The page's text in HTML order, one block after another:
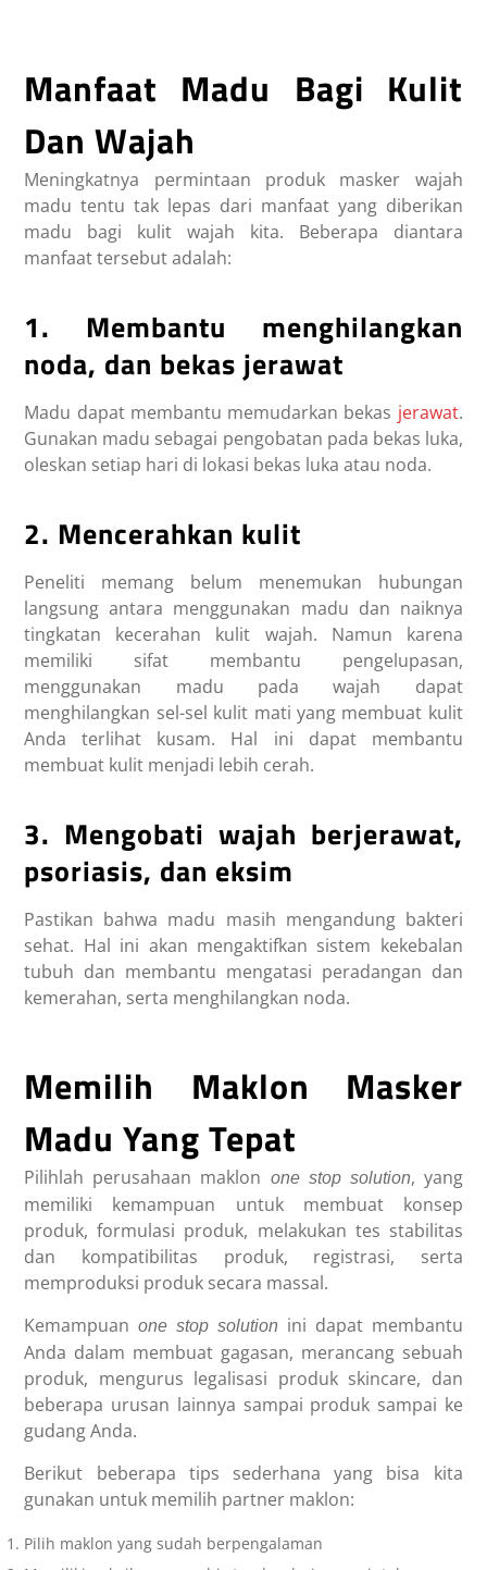
Manfaat Madu Bagi Kulit
Dan Wajah
Meningkatnya permintaan produk masker wajah
madu tentu tak lepas dari manfaat yang diberikan
madu bagi kulit wajah kita. Beberapa diantara
manfaat tersebut adalah:
1. Membantu menghilangkan
noda, dan bekas jerawat
Madu dapat membantu memudarkan bekas jerawat.
Gunakan madu sebagai pengobatan pada bekas luka,
oleskan setiap hari di lokasi bekas luka atau noda.
2. Mencerahkan kulit
Peneliti memang belum menemukan hubungan
langsung antara menggunakan madu dan naiknya
tingkatan kecerahan kulit wajah. Namun karena
memiliki sifat membantu pengelupasan,
menggunakan madu pada wajah dapat
menghilangkan sel-sel kulit mati yang membuat kulit
Anda terlihat kusam. Hal ini dapat membantu
membuat kulit menjadi lebih cerah.
3. Mengobati wajah berjerawat,
psoriasis, dan eksim
Pastikan bahwa madu masih mengandung bakteri
sehat. Hal ini akan mengaktifkan sistem kekebalan
tubuh dan membantu mengatasi peradangan dan
kemerahan, serta menghilangkan noda.
Memilih Maklon Masker
Madu Yang Tepat
Pilihlah perusahaan maklon one stop solution, yang
memiliki kemampuan untuk membuat konsep
produk, formulasi produk, melakukan tes stabilitas
dan kompatibilitas produk, registrasi, serta
memproduksi produk secara massal.
Kemampuanone stop solution ini dapat membantu
Anda dalam membuat gagasan, merancang sebuah
produk, mengurus legalisasi produk skincare, dan
beberapa urusan lainnya sampai produk sampai ke
gudang Anda.
Berikut beberapa tips sederhana yang bisa kita
gunakan untuk memilih partner maklon:
Pilih maklon yang sudah berpengalaman